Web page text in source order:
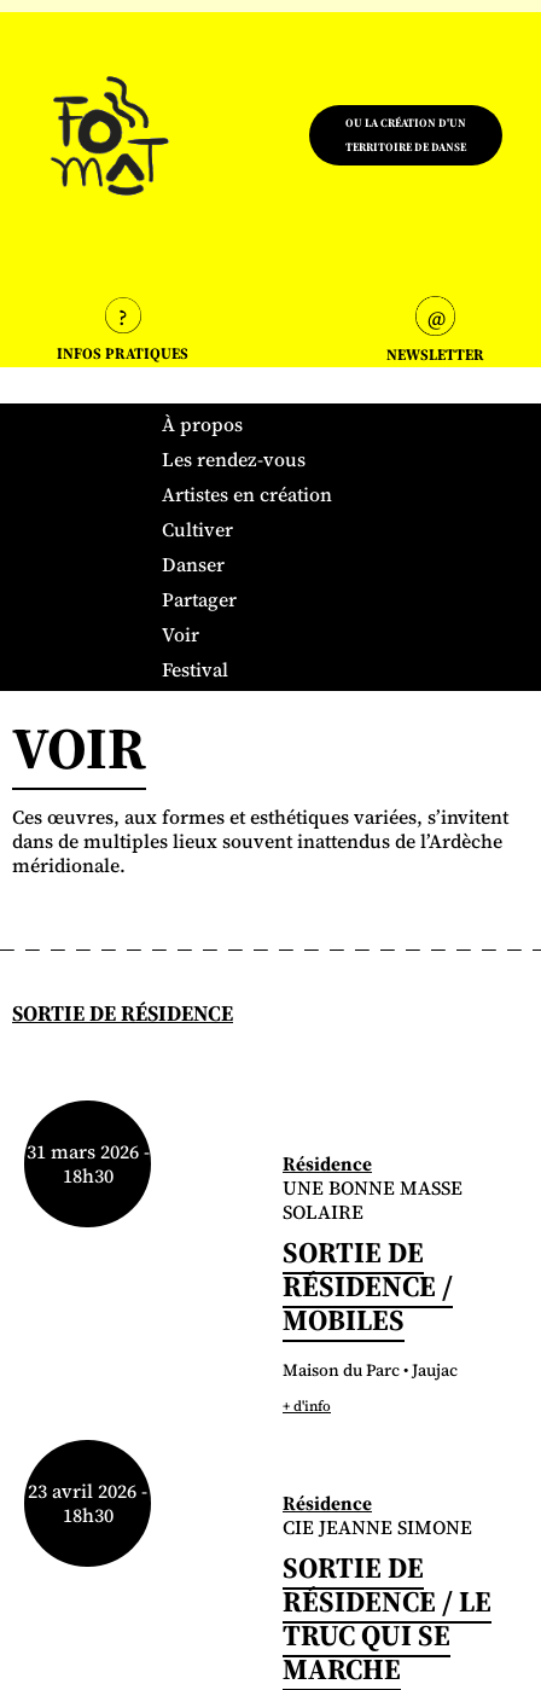
OU LA CRÉATION D'UN
TERRITOIRE DE DANSE
INFOS PRATIQUES NEWSLETTER
À propos
Les rendez-vous
Artistes en création
Cultiver
Danser
Partager
Voir
Festival
VOIR
Ces œuvres, aux formes et esthétiques variées, s’invitent
dans de multiples lieux souvent inattendus de l’Ardèche
méridionale.
SORTIE DE RÉSIDENCE
Résidence
31 mars 2026 -
18h30
UNE BONNE MASSE
SOLAIRE
SORTIE DE
RÉSIDENCE /
MOBILES
Maison du Parc • Jaujac
+ d'info
Résidence
23 avril 2026 -
18h30
CIE JEANNE SIMONE
SORTIE DE
RÉSIDENCE / LE
TRUC QUI SE
MARCHE